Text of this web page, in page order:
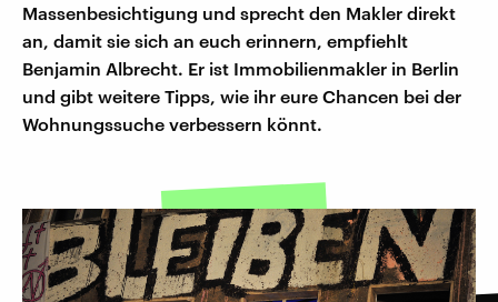
Massenbesichtigung und sprecht den Makler direkt
an, damit sie sich an euch erinnern, empfiehlt
Benjamin Albrecht. Er ist Immobilienmakler in Berlin
und gibt weitere Tipps, wie ihr eure Chancen bei der
Wohnungssuche verbessern könnt.